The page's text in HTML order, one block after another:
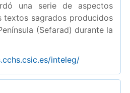
una serie de aspectos
textos sagrados producidos
(Sefarad) durante la
inteleg/